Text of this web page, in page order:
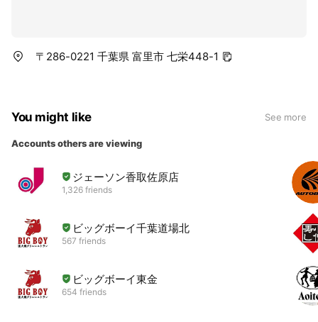
〒286-0221 千葉県 富里市 七栄448-1
You might like See more
Accounts others are viewing
ジェーソン香取佐原店
1,326 friends
ビッグボーイ千葉道場北
567 friends
ビッグボーイ東金
654 friends